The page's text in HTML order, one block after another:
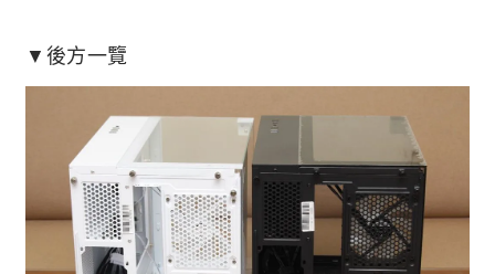
▼後方一覽